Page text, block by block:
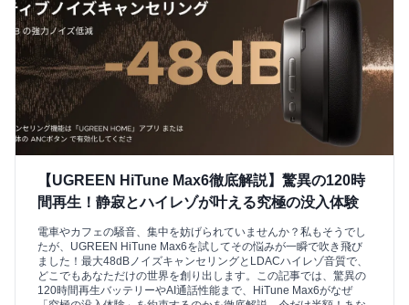
【UGREEN HiTune Max6徹底解説】驚異の120時
間再生！静寂とハイレゾが叶える究極の没入体験
電車やカフェの騒音、集中を妨げられていませんか？私もそうでし
たが、UGREEN HiTune Max6を試してその悩みが一瞬で吹き飛び
ました！最大48dBノイズキャンセリングとLDACハイレゾ音質で、
どこでもあなただけの世界を創り出します。この記事では、驚異の
120時間再生バッテリーやAI通話性能まで、HiTune Max6がなぜ